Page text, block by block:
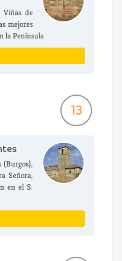
de
mejores
la Península
13
(Burgos),
Señora,
en el S.